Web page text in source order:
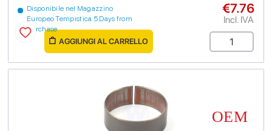
Disponibile nel Magazzino
Europeo Tempistica 5 Days from
purchase
€7.76
Incl. IVA
AGGIUNGI AL CARRELLO